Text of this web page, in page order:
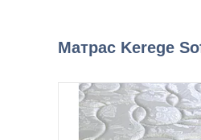
Матрас Kerege